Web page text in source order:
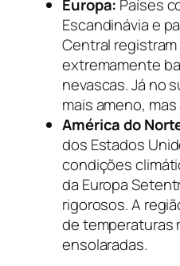
Europa: Países
Escandinávia e
Central
extremamente
nevascas. Já no
mais ameno,
América do
dos Estados
condições
da Europa
rigorosos. A
de temperaturas
ensolaradas.